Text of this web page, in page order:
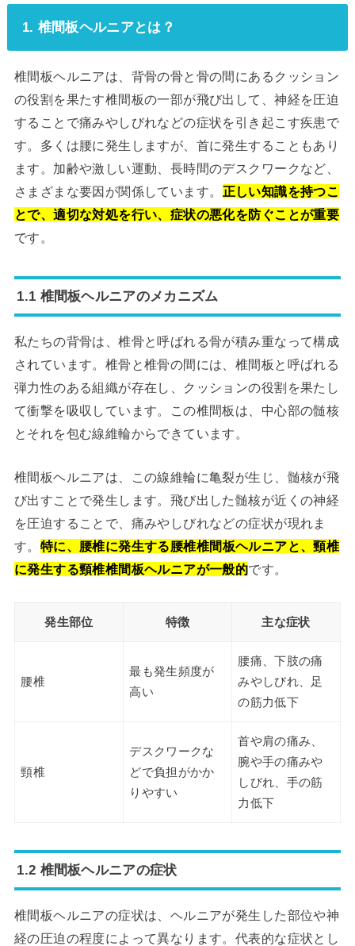
1. 椎間板ヘルニアとは？
椎間板ヘルニアは、背骨の骨と骨の間にあるクッション
の役割を果たす椎間板の一部が飛び出して、神経を圧迫
することで痛みやしびれなどの症状を引き起こす疾患で
す。多くは腰に発生しますが、首に発生することもあり
ます。加齢や激しい運動、長時間のデスクワークなど、
さまざまな要因が関係しています。 正しい知識を持つこ
とで、適切な対処を行い、症状の悪化を防ぐことが重要
です。
1.1 椎間板ヘルニアのメカニズム
私たちの背骨は、椎骨と呼ばれる骨が積み重なって構成
されています。椎骨と椎骨の間には、椎間板と呼ばれる
弾力性のある組織が存在し、クッションの役割を果たし
て衝撃を吸収しています。この椎間板は、中心部の髄核
とそれを包む線維輪からできています。
椎間板ヘルニアは、この線維輪に亀裂が生じ、髄核が飛
び出すことで発生します。飛び出した髄核が近くの神経
を圧迫することで、痛みやしびれなどの症状が現れま
す。 特に、腰椎に発生する腰椎椎間板ヘルニアと、頸椎
に発生する頸椎椎間板ヘルニアが一般的です。
発生部位 特徴 主な症状
腰椎
最も発生頻度が
高い
腰痛、下肢の痛
みやしびれ、足
の筋力低下
頸椎
デスクワークな
どで負担がかか
りやすい
首や肩の痛み、
腕や手の痛みや
しびれ、手の筋
力低下
1.2 椎間板ヘルニアの症状
椎間板ヘルニアの症状は、ヘルニアが発生した部位や神
経の圧迫の程度によって異なります。代表的な症状とし